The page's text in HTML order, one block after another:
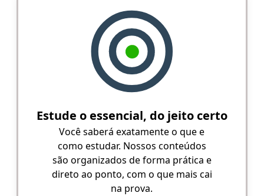
Estude o essencial, do jeito certo
Você saberá exatamente o que e
como estudar. Nossos conteúdos
são organizados de forma prática e
direto ao ponto, com o que mais cai
na prova.